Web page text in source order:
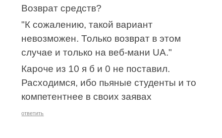
Возврат средств?
"К сожалению, такой вариант
невозможен. Только возврат в этом
случае и только на веб-мани UA."
Кароче из 10 я б и 0 не поставил.
Расходимся, ибо пьяные студенты и то
компетентнее в своих заявах
ответить